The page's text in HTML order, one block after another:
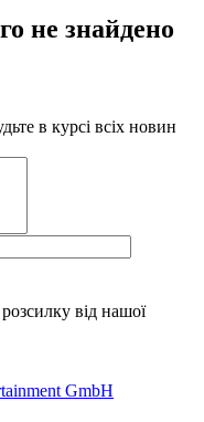
не знайдено
в курсі всіх новин
від нашої